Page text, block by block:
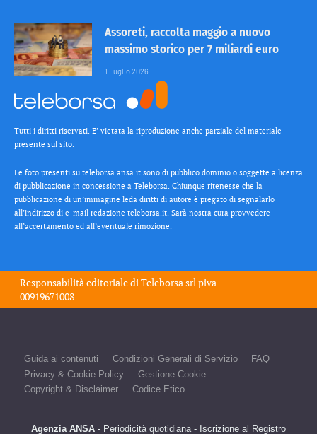
Assoreti, raccolta maggio a nuovo
massimo storico per 7 miliardi euro
1 Luglio 2026
Tutti i diritti riservati. E’ vietata la riproduzione anche parziale del materiale
presente sul sito.
Le foto presenti su teleborsa.ansa.it sono di pubblico dominio o soggette a licenza
di pubblicazione in concessione a Teleborsa. Chiunque ritenesse che la
pubblicazione di un’immagine leda diritti di autore è pregato di segnalarlo
all’indirizzo di e-mail redazione teleborsa.it. Sarà nostra cura provvedere
all’accertamento ed all’eventuale rimozione.
Responsabilità editoriale diTeleborsa srlpiva
00919671008
Guida ai contenuti Condizioni Generali di Servizio
FAQ
Privacy & Cookie Policy
Gestione Cookie
Copyright & Disclaimer
Codice Etico
Agenzia ANSA - Periodicità quotidiana - Iscrizione al Registro